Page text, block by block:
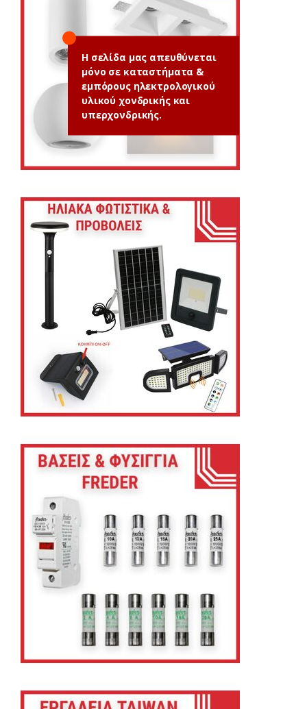
Η σελίδα μας απευθύνεται
μόνο σε καταστήματα &
εμπόρους ηλεκτρολογικού
υλικού χονδρικής και
υπερχονδρικής.